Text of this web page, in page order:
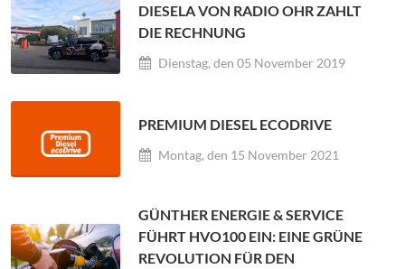
DIESELA VON RADIO OHR ZAHLT
DIE RECHNUNG
Dienstag, den 05 November 2019
PREMIUM DIESEL ECODRIVE
Montag, den 15 November 2021
GÜNTHER ENERGIE & SERVICE
FÜHRT HVO100 EIN: EINE GRÜNE
REVOLUTION FÜR DEN